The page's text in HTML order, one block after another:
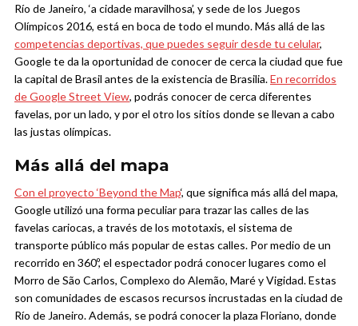
Río de Janeiro, ‘a cidade maravilhosa’, y sede de los Juegos
Olímpicos 2016, está en boca de todo el mundo. Más allá de las
competencias deportivas, que puedes seguir desde tu celular,
Google te da la oportunidad de conocer de cerca la ciudad que fue
la capital de Brasil antes de la existencia de Brasilia.En recorridos
de Google Street View, podrás conocer de cerca diferentes
favelas, por un lado, y por el otro los sitios donde se llevan a cabo
las justas olímpicas.
Más allá del mapa
Con el proyecto ‘Beyond the Map‘, que significa más allá del mapa,
Google utilizó una forma peculiar para trazar las calles de las
favelas cariocas, a través de los mototaxis, el sistema de
transporte público más popular de estas calles. Por medio de un
recorrido en 360º, el espectador podrá conocer lugares como el
Morro de São Carlos, Complexo do Alemão, Maré y Vigidad. Estas
son comunidades de escasos recursos incrustadas en la ciudad de
Río de Janeiro. Además, se podrá conocer la plaza Floriano, donde